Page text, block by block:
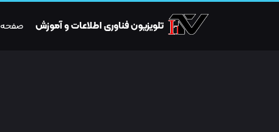
تلویزیون فناوری اطلاعات و آموزش صفحه